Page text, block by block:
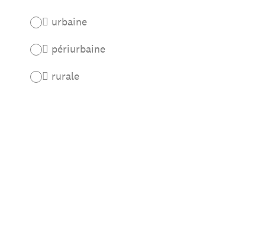
 urbaine
 périurbaine
 rurale